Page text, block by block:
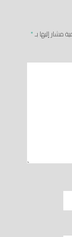
مشار إليها بـ*